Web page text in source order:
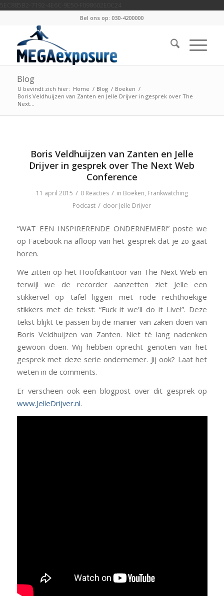
Bel ons op: 030-4200000
Blog
U bevindt zich hier: Home / Blog / Boeken /
Boris Veldhuijzen van Zanten en Jelle Drijver in gesprek over The
Next...
Boris Veldhuijzen van Zanten en Jelle
Drijver in gesprek over The Next Web
Conference
11 april 2015 / 0 Reacties / in Boeken, Frankwatching
Podcast / door Jelle Drijver
“WAT EEN INSPIRERENDE ONDERNEMER!” poste we
op Facebook na afloop van het gesprek dat je zo gaat
horen.
We zitten op het Hoofdkantoor van The Next Web en
terwijl we de recorder aanzetten ziet Jelle een
stikkervel op tafel liggen met rode rechthoekige
stikkers met de tekst: “Fuck it we’ll do it Live!”. Deze
tekst blijkt te passen bij de manier van zaken doen van
Boris Veldhuijzen van Zanten. Niet té lang nadenken
gewoon doen. Wij hebben oprecht genoten van het
gesprek met deze serie ondernemer. Jij ook? Laat het
weten in de comments.
Er verscheen ook een blogpost over dit gesprek op
www.JelleDrijver.nl.